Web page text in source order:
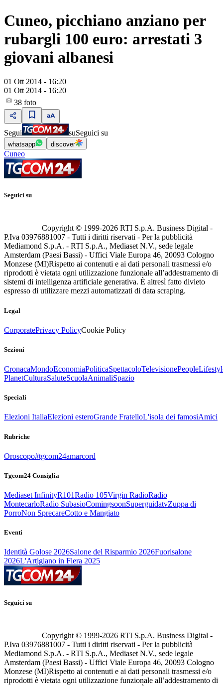
Cuneo, picchiano anziano per
rubargli 100 euro: arrestati 3
giovani albanesi
01 Ott 2014 - 16:20
01 Ott 2014 - 16:20
38 foto
Segui suSeguici su
whatsapp discover
Cuneo
Seguici su
Copyright © 1999-2026 RTI S.p.A. Business Digital -
P.Iva 03976881007 - Tutti i diritti riservati - Per la pubblicità
Mediamond S.p.A. - RTI S.p.A., Mediaset N.V., sede legale
Amsterdam (Paesi Bassi) - Uffici Viale Europa 46, 20093 Cologno
Monzese (MI)Rispetto ai contenuti e ai dati personali trasmessi e/o
riprodotti è vietata ogni utilizzazione funzionale all’addestramento di
sistemi di intelligenza artificiale generativa. È altresì fatto divieto
espresso di utilizzare mezzi automatizzati di data scraping.
Legal
CorporatePrivacy PolicyCookie Policy
Sezioni
CronacaMondoEconomiaPoliticaSpettacoloTelevisionePeople
PlanetCulturaSaluteScuolaAnimaliSpazio
Speciali
Elezioni ItaliaElezioni esteroGrande FratelloL'isola dei famosiAmici
Rubriche
Oroscopo#tgcom24amarcord
Tgcom24 Consiglia
Mediaset InfinityR101Radio 105Virgin RadioRadio
MontecarloRadio SubasioComingsoonSuperguidatvZuppa di
PorroNon SprecareCotto e Mangiato
Eventi
Identità Golose 2026Salone del Risparmio 2026Fuorisalone
2026L'Artigiano in Fiera 2025
Seguici su
Copyright © 1999-2026 RTI S.p.A. Business Digital -
P.Iva 03976881007 - Tutti i diritti riservati - Per la pubblicità
Mediamond S.p.A. - RTI S.p.A., Mediaset N.V., sede legale
Amsterdam (Paesi Bassi) - Uffici Viale Europa 46, 20093 Cologno
Monzese (MI)Rispetto ai contenuti e ai dati personali trasmessi e/o
riprodotti è vietata ogni utilizzazione funzionale all’addestramento di